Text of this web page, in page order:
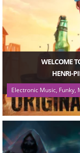
WELCOME
HENRI-
Electronic Music, Funky,